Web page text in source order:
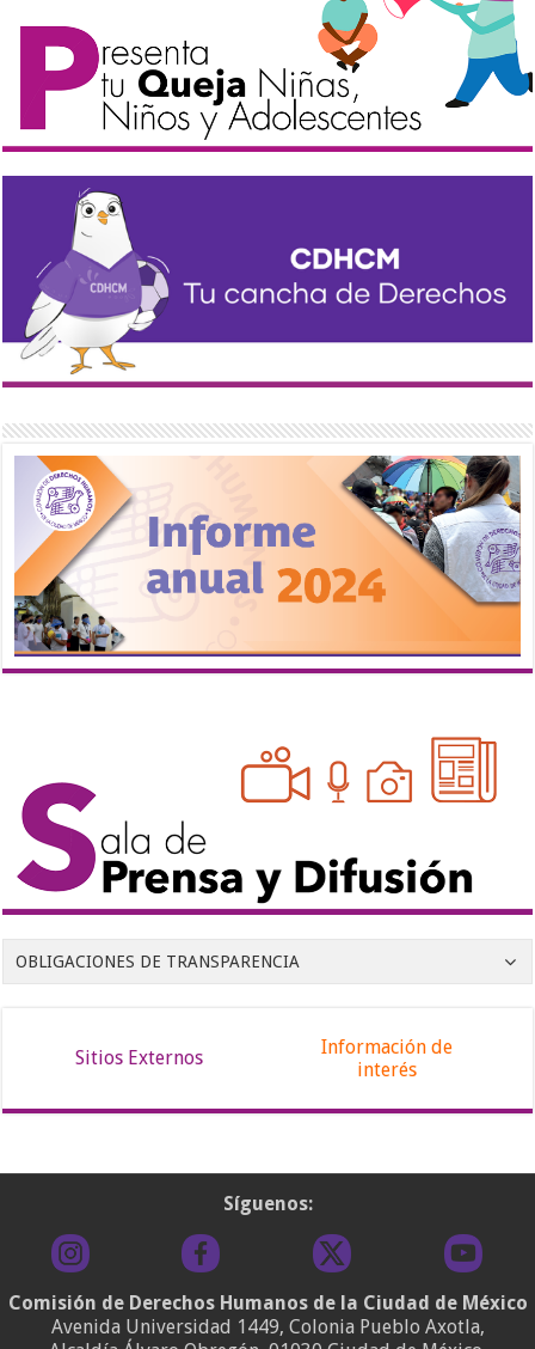
OBLIGACIONES DE TRANSPARENCIA
Sitios Externos
Información de
interés
Síguenos:
Comisión de Derechos Humanos de la Ciudad de México
Avenida Universidad 1449, Colonia Pueblo Axotla,